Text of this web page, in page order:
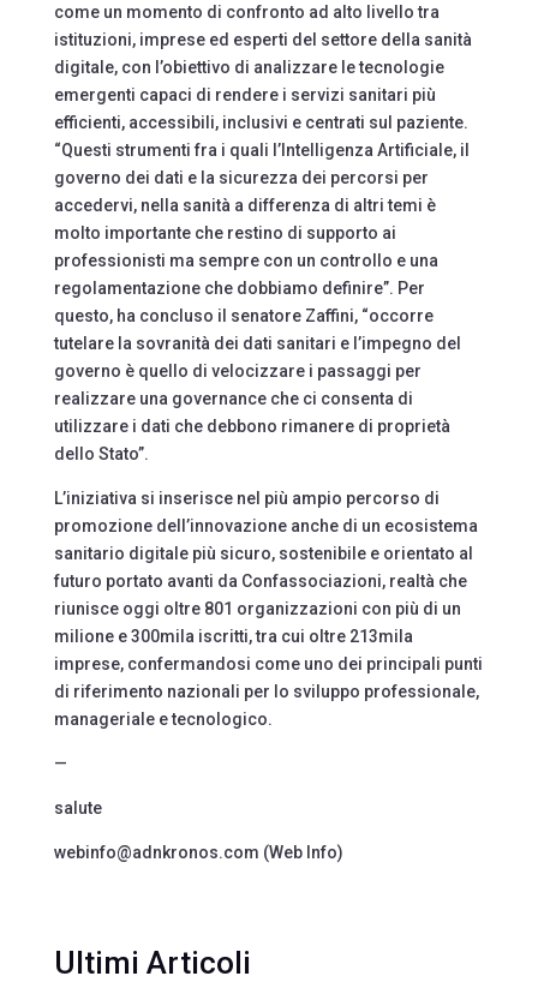
come un momento di confronto ad alto livello tra
istituzioni, imprese ed esperti del settore della sanità
digitale, con l’obiettivo di analizzare le tecnologie
emergenti capaci di rendere i servizi sanitari più
efficienti, accessibili, inclusivi e centrati sul paziente.
“Questi strumenti fra i quali l’Intelligenza Artificiale, il
governo dei dati e la sicurezza dei percorsi per
accedervi, nella sanità a differenza di altri temi è
molto importante che restino di supporto ai
professionisti ma sempre con un controllo e una
regolamentazione che dobbiamo definire”. Per
questo, ha concluso il senatore Zaffini, “occorre
tutelare la sovranità dei dati sanitari e l’impegno del
governo è quello di velocizzare i passaggi per
realizzare una governance che ci consenta di
utilizzare i dati che debbono rimanere di proprietà
dello Stato”.
L’iniziativa si inserisce nel più ampio percorso di
promozione dell’innovazione anche di un ecosistema
sanitario digitale più sicuro, sostenibile e orientato al
futuro portato avanti da Confassociazioni, realtà che
riunisce oggi oltre 801 organizzazioni con più di un
milione e 300mila iscritti, tra cui oltre 213mila
imprese, confermandosi come uno dei principali punti
di riferimento nazionali per lo sviluppo professionale,
manageriale e tecnologico.
—
salute
webinfo@adnkronos.com (Web Info)
Ultimi Articoli